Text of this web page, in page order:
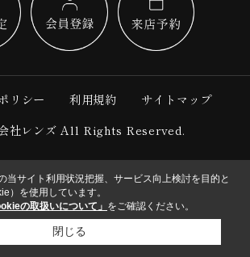
リシー 利用規約
サイトマップ
社レンズ All Rights Reserved.
当サイト利用状況把握、サービス向上検討を目的と
）を使用しています。
の取扱いについて」 をご確認ください。
閉じる